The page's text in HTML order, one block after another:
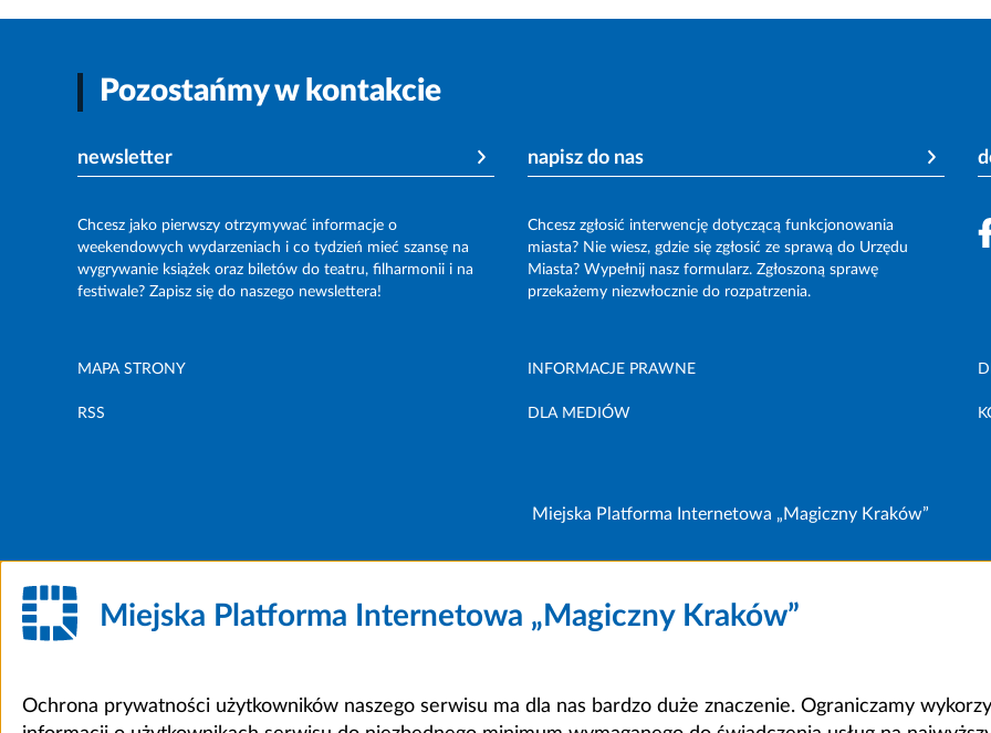
Pozostańmy w kontakcie
newsletter
Chcesz jako pierwszy otrzymywać informacje o
weekendowych wydarzeniach i co tydzień mieć szansę na
wygrywanie książek oraz biletów do teatru, filharmonii i na
festiwale? Zapisz się do naszego newslettera!
napisz do nas
Chcesz zgłosić interwencję dotyczącą funkcjonowania
miasta? Nie wiesz, gdzie się zgłosić ze sprawą do Urzędu
Miasta? Wypełnij nasz formularz. Zgłoszoną sprawę
przekażemy niezwłocznie do rozpatrzenia.
MAPA STRONY INFORMACJE PRAWNE
RSS DLA MEDIÓW
Miejska Platforma Internetowa „Magiczny Kraków”
Miejska Platforma Internetowa „Magiczny Kraków”
Ochrona prywatności użytkowników naszego serwisu ma dla nas bardzo duże znaczenie. Ograniczamy